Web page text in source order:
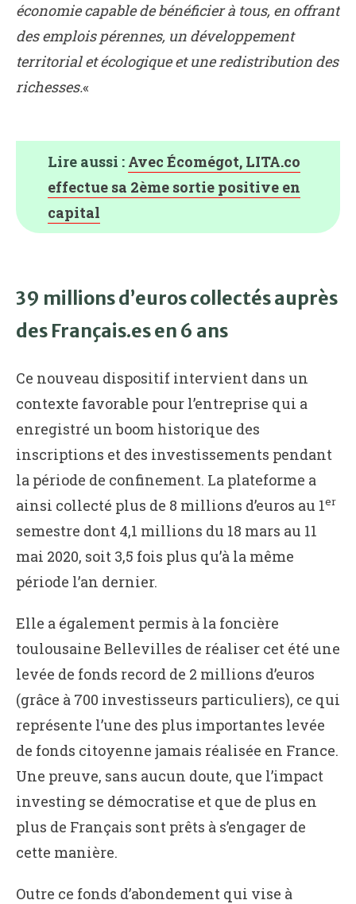
économie capable de bénéficier à tous, en offrant
des emplois pérennes, un développement
territorial et écologique et une redistribution des
richesses.«
Lire aussi : Avec Écomégot, LITA.co
effectue sa 2ème sortie positive en
capital
39 millions d’euros collectés auprès
des Français.es en 6 ans
Ce nouveau dispositif intervient dans un
contexte favorable pour l’entreprise qui a
enregistré un boom historique des
inscriptions et des investissements pendant
la période de confinement. La plateforme a
ainsi collecté plus de 8 millions d’euros au 1er
semestre dont 4,1 millions du 18 mars au 11
mai 2020, soit 3,5 fois plus qu’à la même
période l’an dernier.
Elle a également permis à la foncière
toulousaine Bellevilles de réaliser cet été une
levée de fonds record de 2 millions d’euros
(grâce à 700 investisseurs particuliers), ce qui
représente l’une des plus importantes levée
de fonds citoyenne jamais réalisée en France.
Une preuve, sans aucun doute, que l’impact
investing se démocratise et que de plus en
plus de Français sont prêts à s’engager de
cette manière.
Outre ce fonds d’abondement qui vise à